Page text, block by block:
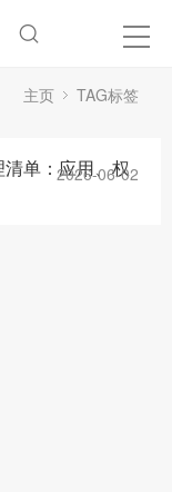
主页 TAG标签
清单：应用、权
2026-06-02